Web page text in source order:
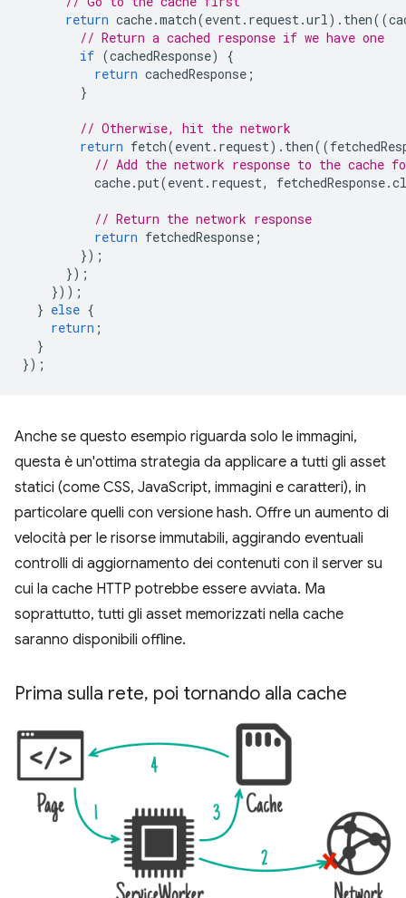
return cache.match(event . request .url ). then((
// Return a cached response if we have one
if (cachedResponse)
{
return cachedResponse ;
}
// Otherwise, hit the network
return fetch(event . request). then((
// Add the network response to the
cache.put(event . request, fetchedResponse.
// Return the network response
return fetchedResponse ;
});
});
}));
} else {
return ;
}
});
Anche se questo esempio riguarda solo le immagini,
questa è un'ottima strategia da applicare a tutti gli asset
statici (come CSS, JavaScript, immagini e caratteri), in
particolare quelli con versione hash. Offre un aumento di
velocità per le risorse immutabili, aggirando eventuali
controlli di aggiornamento dei contenuti con il server su
cui la cache HTTP potrebbe essere avviata. Ma
soprattutto, tutti gli asset memorizzati nella cache
saranno disponibili offline.
Prima sulla rete, poi tornando alla cache